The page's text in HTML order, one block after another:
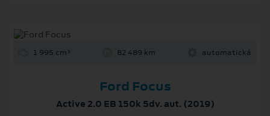
1 995 cm³ 82 489 km automatická
Ford Focus
Active 2.0 EB 150k 5dv. aut. (2019)